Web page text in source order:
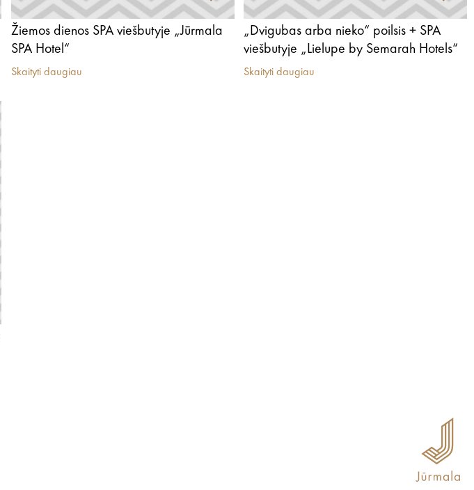
Žiemos dienos SPA viešbutyje „Jūrmala
SPA Hotel“
Skaityti daugiau
„Dvigubas arba nieko“ poilsis + SPA
viešbutyje „Lielupe by Semarah Hotels“
Skaityti daugiau